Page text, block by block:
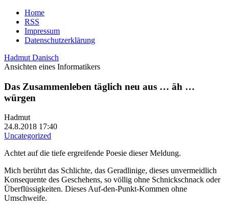
Home
RSS
Impressum
Datenschutzerklärung
Hadmut Danisch
Ansichten eines Informatikers
Das Zusammenleben täglich neu aus … äh …
würgen
Hadmut
24.8.2018 17:40
Uncategorized
Achtet auf die tiefe ergreifende Poesie dieser Meldung.
Mich berührt das Schlichte, das Geradlinige, dieses unvermeidlich
Konsequente des Geschehens, so völlig ohne Schnickschnack oder
Überflüssigkeiten. Dieses Auf-den-Punkt-Kommen ohne
Umschweife.